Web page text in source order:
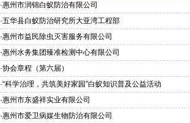
·惠州市润锦白蚁防治有限公司
·五华县白蚁防治研究所大亚湾工程部
·惠州市益民除虫灭害服务有限公司
·惠州水务集团臻准检测中心有限公司
·协会章程（第六届）
·“科学治理，共筑美好家园”白蚁知识普及公益活动
·惠州市东盛祥实业有限公司
·惠州市爱卫病媒生物防治有限公司